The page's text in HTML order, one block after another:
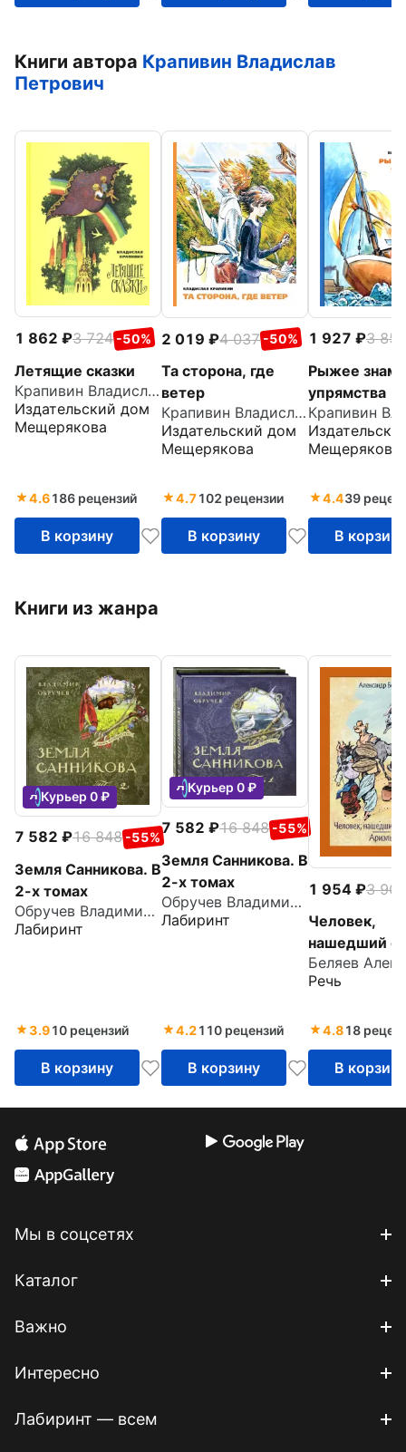
Книги автора Крапивин Владислав
Петрович
1 862 3 724 -50%
Летящие сказки
Крапивин Владислав Петрович
Издательский дом
Мещерякова
4.6186 рецензий
В корзину
2 019 4 037 -50%
Та сторона, где
ветер
Крапивин Владислав Петрович
Издательский дом
Мещерякова
4.7102 рецензии
В корзину
1 927
3 853
Рыжее знамя
упрямства
Мещерякова
4.439
В корзину
Книги из жанра
Курьер 0 ₽
7 582 16 848 -55%
Земля Санникова. В
2-х томах
Обручев Владимир Афанасьевич
Лабиринт
3.910 рецензий
В корзину
Курьер 0 ₽
7 582 16 848 -55%
Земля Санникова. В
2-х томах
Обручев Владимир Афанасьевич
Лабиринт
4.2110 рецензий
В корзину
1 954
3 908
Человек,
нашедший
лицо.
Речь
4.818
В корзину
Мы в соцсетях
Каталог
Важно
Интересно
Лабиринт — всем